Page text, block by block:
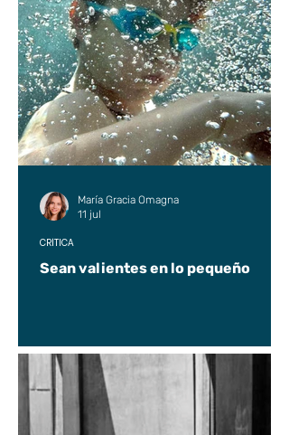
Sean valientes en lo pequeño
CRÍTICA
María Gracia Omagna
11 jul